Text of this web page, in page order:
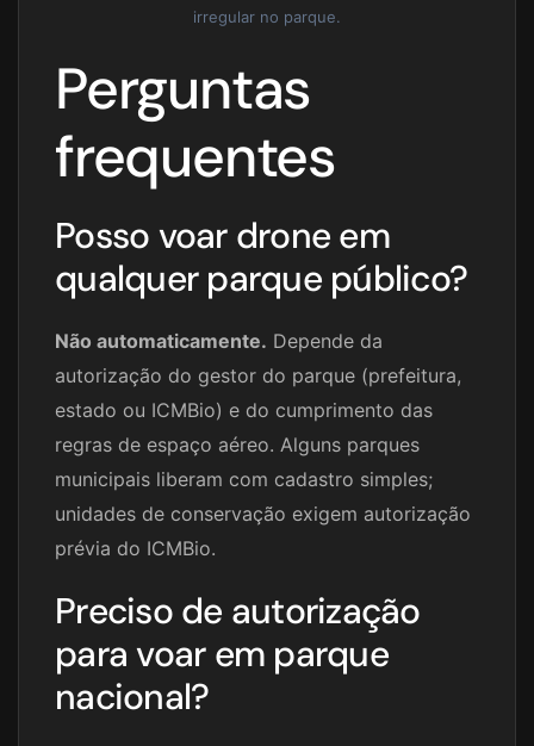
irregular no parque.
Perguntas
frequentes
Posso voar drone em
qualquer parque público?
Não automaticamente. Depende da
autorização do gestor do parque (prefeitura,
estado ou ICMBio) e do cumprimento das
regras de espaço aéreo. Alguns parques
municipais liberam com cadastro simples;
unidades de conservação exigem autorização
prévia do ICMBio.
Preciso de autorização
para voar em parque
nacional?